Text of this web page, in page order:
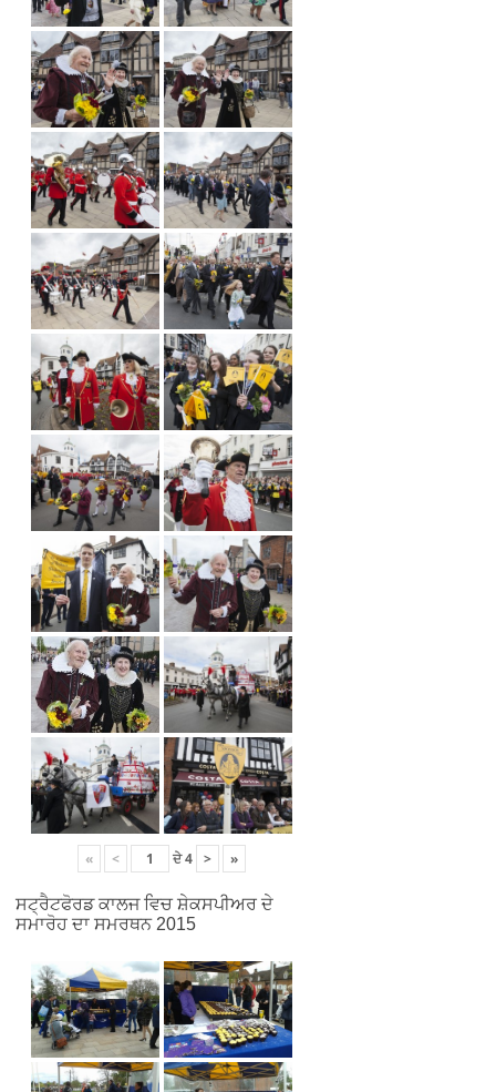
« < ਦੇ4 > »
ਸਟ੍ਰੈਟਫੋਰਡ ਕਾਲਜ ਵਿਚ ਸ਼ੇਕਸਪੀਅਰ ਦੇ
ਸਮਾਰੋਹ ਦਾ ਸਮਰਥਨ 2015